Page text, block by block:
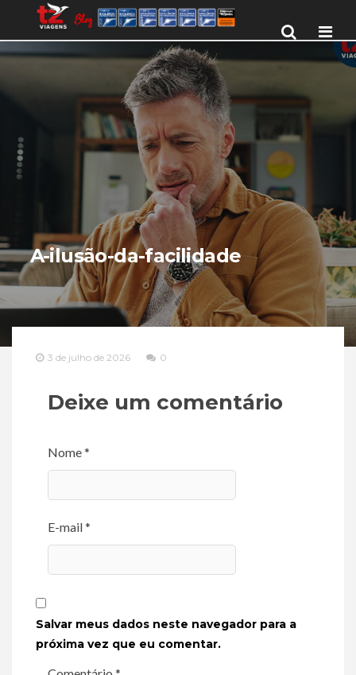
A-ilusão-da-facilidade
3 de julho de 2026 0
Deixe um comentário
Nome *
E-mail *
Salvar meus dados neste navegador para a
próxima vez que eu comentar.